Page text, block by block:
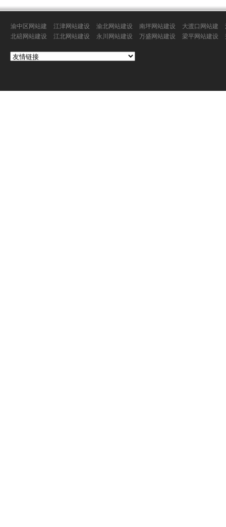
渝中区网站建
设
江津网站建设 渝北网站建设 南坪网站建设
大渡口网站建
设
北碚网站建设 江北网站建设 永川网站建设 万盛网站建设 梁平网站建设